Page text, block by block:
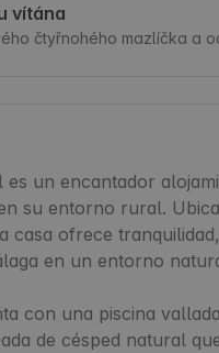
vítána
čtyřnohého mazlíčka a
es un encantador
su entorno rural.
casa ofrece
en un entorno
con una piscina
de césped natural